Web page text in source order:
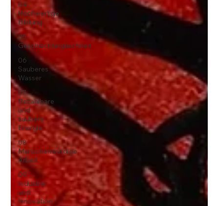
04
Hochwertige
Bildung
05
Geschlechtergleichheit
06
Sauberes
Wasser
07
Bezahlbare
und
saubere
Energie
08
Menschenwürdige
Arbeit
09
Industrie
und
Innovation